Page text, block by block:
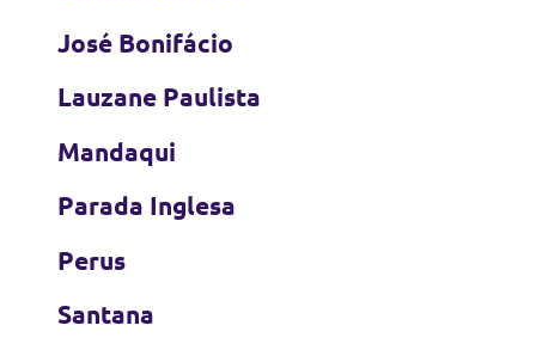
José Bonifácio
Lauzane Paulista
Mandaqui
Parada Inglesa
Perus
Santana